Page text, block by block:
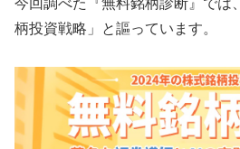
柄投資戦略」
と謳っています。